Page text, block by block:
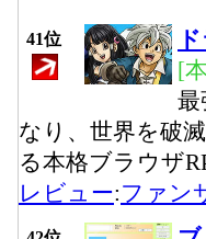
41位
[
なり、世界を破
る本格ブラウザ
レビュー:ファン